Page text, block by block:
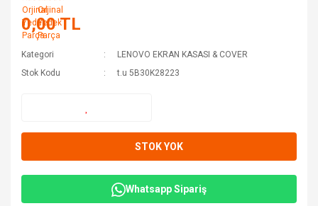
0,00 TL
Kategori
LENOVO EKRAN KASASI & COVER
Stok Kodu
t.u 5B30K28223
STOK YOK
Whatsapp Sipariş